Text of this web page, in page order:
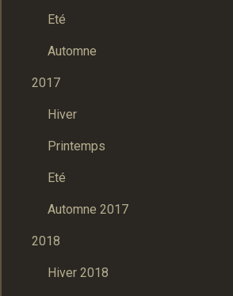
Eté
Automne
2017
Hiver
Printemps
Eté
Automne 2017
2018
Hiver 2018